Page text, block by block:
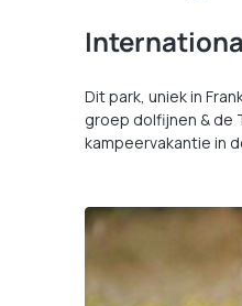
Dit park, uniek in
groep dolfijnen & de
kampeervakantie in